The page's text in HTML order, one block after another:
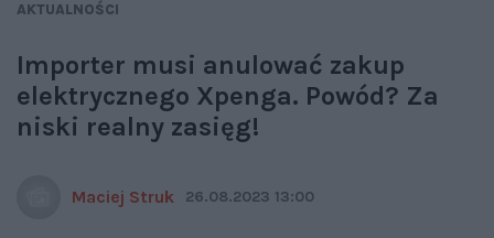
AKTUALNOŚCI
Importer musi anulować zakup
elektrycznego Xpenga. Powód? Za
niski realny zasięg!
Maciej Struk 26.08.2023 13:00